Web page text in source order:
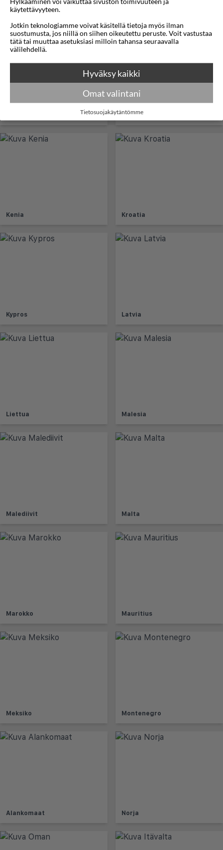
Kap Verde
Kenia Kroatia
Kypros Latvia
Liettua Malesia
Malediivit Malta
Marokko Mauritius
Meksiko Montenegro
Alankomaat Norja
käytettävyyteen.
Jotkin teknologiamme voivat käsitellä tietoja myös ilman
suostumusta, jos niillä on siihen oikeutettu peruste. Voit vastustaa
tätä tai muuttaa asetuksiasi milloin tahansa seuraavalla
välilehdellä.
Hyväksy kaikki
Omat valintani
Tietosuojakäytäntömme